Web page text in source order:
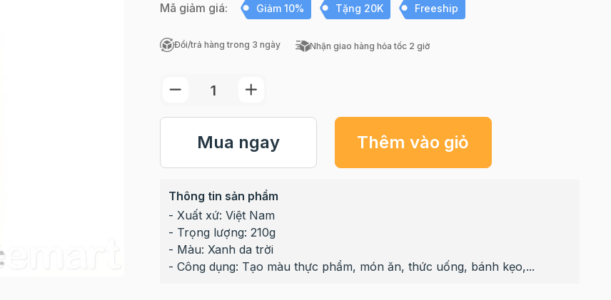
Mã giảm giá: Giảm 10% Tặng 20K Freeship
Đổi/trả hàng trong 3 ngày Nhận giao hàng hỏa tốc 2 giờ
Mua ngay Thêm vào giỏ
Thông tin sản phẩm
- Xuất xứ: Việt Nam
- Trọng lượng: 210g
- Màu: Xanh da trời
- Công dụng: Tạo màu thực phẩm, món ăn, thức uống, bánh kẹo,...